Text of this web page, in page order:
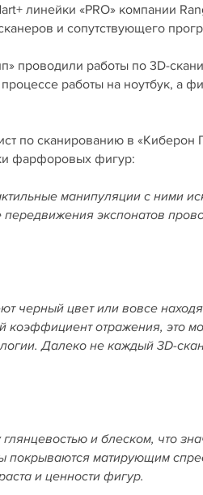
линейки «PRO» компании
и сопутствующего
проводили работы по 3D-
работы на ноутбук, а
по сканированию в «Киберон
фарфоровых фигур:
манипуляции с ними
передвижения экспонатов
черный цвет или вовсе
отражения, это
Далеко не каждый 3D-
и блеском, что
покрываются матирующим
и ценности фигур.